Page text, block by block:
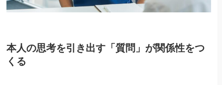
本人の思考を引き出す「質問」が関係性をつ
くる